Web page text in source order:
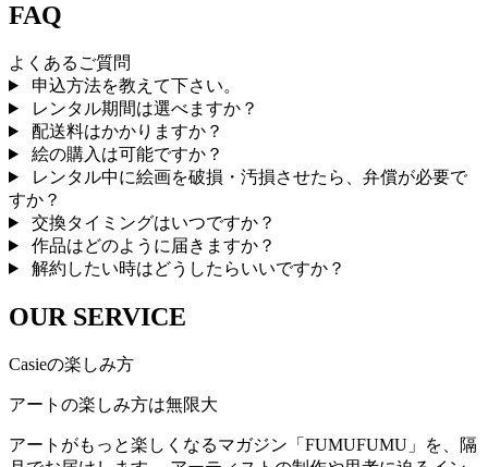
FAQ
よくあるご質問
申込方法を教えて下さい。
レンタル期間は選べますか？
配送料はかかりますか？
絵の購入は可能ですか？
レンタル中に絵画を破損・汚損させたら、弁償が必要で
すか？
交換タイミングはいつですか？
作品はどのように届きますか？
解約したい時はどうしたらいいですか？
OUR SERVICE
Casieの楽しみ方
アートの楽しみ方は無限大
アートがもっと楽しくなるマガジン「FUMUFUMU」を、隔